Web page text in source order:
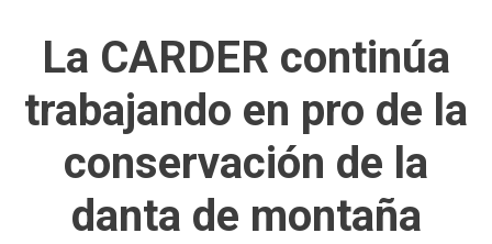
La CARDER continúa
trabajando en pro de la
conservación de la
danta de montaña